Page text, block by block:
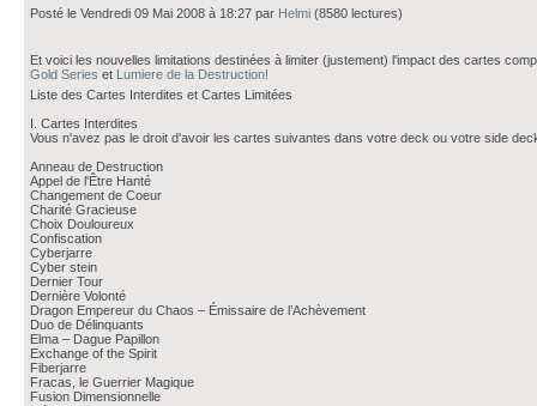
Posté le Vendredi 09 Mai 2008 à 18:27 par Helmi (8580 lectures)
Et voici les nouvelles limitations destinées à limiter (justement) l'impact des cartes
Gold Series et Lumiere de la Destruction!
Liste des Cartes Interdites et Cartes Limitées
I. Cartes Interdites
Vous n'avez pas le droit d'avoir les cartes suivantes dans votre deck ou votre side
Anneau de Destruction
Appel de l'Être Hanté
Changement de Coeur
Charité Gracieuse
Choix Douloureux
Confiscation
Cyberjarre
Cyber stein
Dernier Tour
Dernière Volonté
Dragon Empereur du Chaos – Émissaire de l’Achèvement
Duo de Délinquants
Elma – Dague Papillon
Exchange of the Spirit
Fiberjarre
Fracas, le Guerrier Magique
Fusion Dimensionnelle